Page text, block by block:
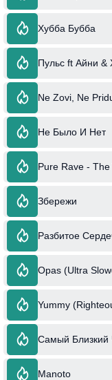
Хубба Бубба
Пульс ft Айни &
Ne Zovi, Ne
Не Было И Нет
Pure Rave -
Збережи
Разбитое
Opas (Ultra
Yummy
Самый Близкий
Manoto